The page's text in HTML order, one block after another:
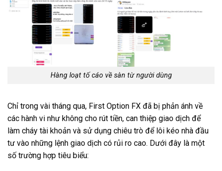
Hàng loạt tố cáo về sàn từ người dùng
Chỉ trong vài tháng qua, First Option FX đã bị phản ánh về
các hành vi như không cho rút tiền, can thiệp giao dịch để
làm cháy tài khoản và sử dụng chiêu trò để lôi kéo nhà đầu
tư vào những lệnh giao dịch có rủi ro cao. Dưới đây là một
số trường hợp tiêu biểu: